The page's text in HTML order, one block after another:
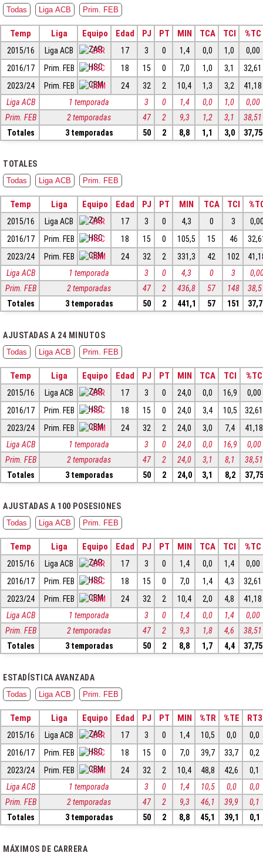
Todas Liga ACB Prim. FEB
Temp Liga Equipo Edad PJ PT MIN TCA TCI %TC
2015/16 Liga ACB ZAR 17 3 0 1,4 0,0 1,0
0,00
2016/17
Prim. FEB HSC 18 15 0 7,0 1,0 3,1
32,61
2023/24
Prim. FEB CBM 24 32 2 10,4 1,3 3,2
41,18
Liga ACB
1 temporada 3 0 1,4 0,0 1,0
0,00
Prim. FEB
2 temporadas 47 2 9,3 1,2 3,1
38,51
Totales
3 temporadas 50 2 8,8 1,1 3,0 37,75
TOTALES
Todas Liga ACB Prim. FEB
Temp Liga Equipo Edad PJ PT MIN TCA TCI
2015/16 Liga ACB ZAR 17 3 0 4,3 0 3
2016/17
Prim. FEB HSC 18 15 0 105,5 15 46
2023/24
Prim. FEB CBM 24 32 2 331,3 42 102
Liga ACB
1 temporada 3 0 4,3 0 3
Prim. FEB
2 temporadas 47 2 436,8 57 148
Totales
3 temporadas 50 2 441,1 57 151
AJUSTADAS A 24 MINUTOS
Todas Liga ACB Prim. FEB
Temp Liga Equipo Edad PJ PT MIN TCA TCI %TC
2015/16 Liga ACB ZAR 17 3 0 24,0 0,0 16,9
0,00
2016/17
Prim. FEB HSC 18 15 0 24,0 3,4 10,5
32,61
2023/24
Prim. FEB CBM 24 32 2 24,0 3,0 7,4
41,18
Liga ACB
1 temporada 3 0 24,0 0,0 16,9
0,00
Prim. FEB
2 temporadas 47 2 24,0 3,1 8,1
38,51
Totales
3 temporadas 50 2 24,0 3,1 8,2 37,75
AJUSTADAS A 100 POSESIONES
Todas Liga ACB Prim. FEB
Temp Liga Equipo Edad PJ PT MIN TCA TCI %TC
2015/16 Liga ACB ZAR 17 3 0 1,4 0,0 1,4
0,00
2016/17
Prim. FEB HSC 18 15 0 7,0 1,4 4,3
32,61
2023/24
Prim. FEB CBM 24 32 2 10,4 2,0 4,8
41,18
Liga ACB
1 temporada 3 0 1,4 0,0 1,4
0,00
Prim. FEB
2 temporadas 47 2 9,3 1,8 4,6
38,51
Totales
3 temporadas 50 2 8,8 1,7 4,4 37,75
ESTADÍSTICA AVANZADA
Todas Liga ACB Prim. FEB
Temp Liga Equipo Edad PJ PT MIN %TR %TE RT3
2015/16 Liga ACB ZAR 17 3 0 1,4 10,5 0,0
0,0
2016/17
Prim. FEB HSC 18 15 0 7,0 39,7 33,7
0,2
2023/24
Prim. FEB CBM 24 32 2 10,4 48,8 42,6
0,1
Liga ACB
1 temporada 3 0 1,4 10,5 0,0
0,0
Prim. FEB
2 temporadas 47 2 9,3 46,1 39,9
0,1
Totales
3 temporadas 50 2 8,8 45,1 39,1 0,1
MÁXIMOS DE CARRERA